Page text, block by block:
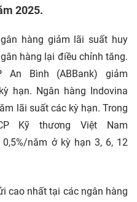
2025.
hàng giảm lãi suất huy
hàng lại điều chỉnh tăng.
An Bình (ABBank) giảm
hạn. Ngân hàng Indovina
lãi suất các kỳ hạn. Trong
Kỹ thương Việt Nam
năm ở kỳ hạn 3, 6, 12
cao nhất tại các ngân hàng